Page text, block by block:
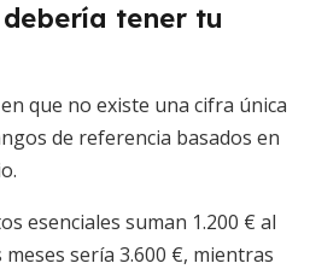
tener tu
que no existe una cifra única
de referencia basados en
esenciales suman 1.200 € al
sería 3.600 €, mientras